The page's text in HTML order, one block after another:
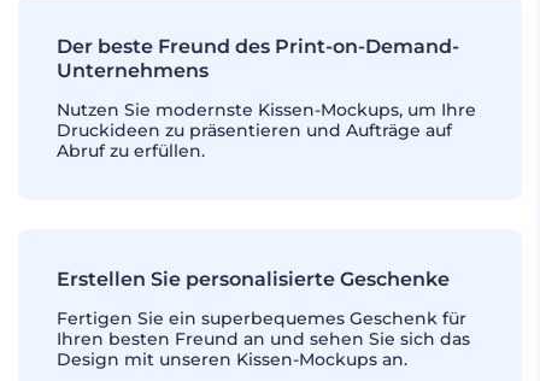
Der beste Freund des Print-on-Demand-
Unternehmens
Nutzen Sie modernste Kissen-Mockups, um Ihre
Druckideen zu präsentieren und Aufträge auf
Abruf zu erfüllen.
Erstellen Sie personalisierte Geschenke
Fertigen Sie ein superbequemes Geschenk für
Ihren besten Freund an und sehen Sie sich das
Design mit unseren Kissen-Mockups an.